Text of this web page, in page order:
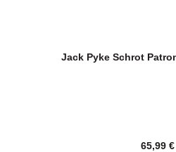
Jack Pyke Schrot
65,99 €